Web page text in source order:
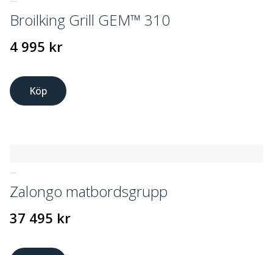
Broilking Grill GEM™ 310
4 995 kr
Köp
Zalongo matbordsgrupp
37 495 kr